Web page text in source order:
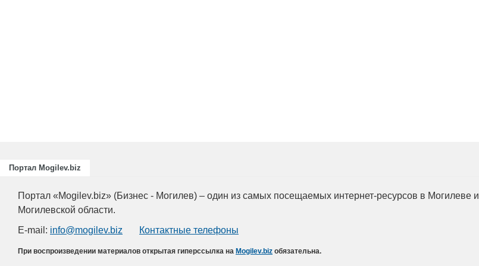
Портал Mogilev.biz
Портал «Mogilev.biz» (Бизнес - Могилев) – один из самых посещаемых интернет-ресурсов в Могилеве и
Могилевской области.
E-mail: info@mogilev.biz Контактные телефоны
При воспроизведении материалов открытая гиперссылка на Mogilev.biz обязательна.